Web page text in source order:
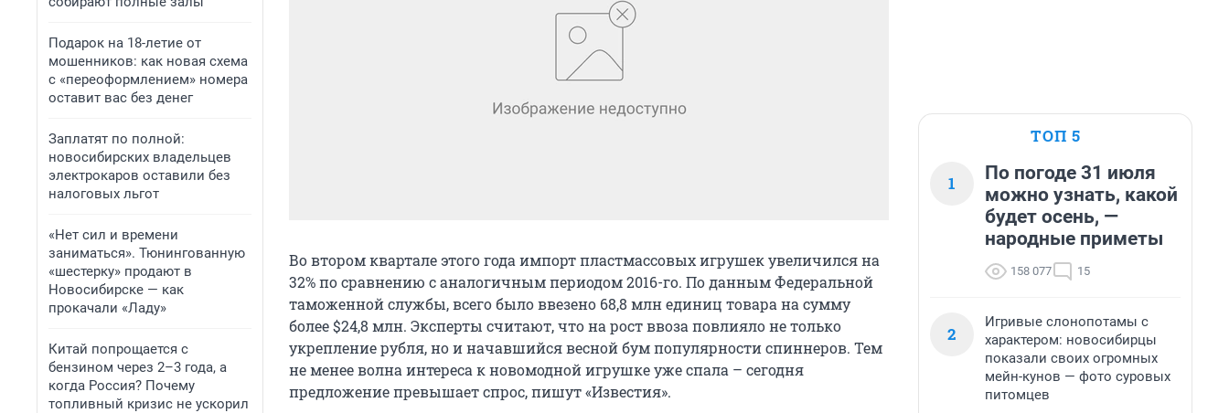
Подарок на 18-летие от
мошенников: как новая схема
с «переоформлением» номера
оставит вас без денег
Заплатят по полной:
новосибирских владельцев
электрокаров оставили без
налоговых льгот
«Нет сил и времени
заниматься». Тюнингованную
«шестерку» продают в
Новосибирске — как
прокачали «Ладу»
Китай попрощается с
бензином через 2–3 года, а
когда Россия? Почему
топливный кризис не ускорил
Во втором квартале этого года импорт пластмассовых игрушек увеличился на
32% по сравнению с аналогичным периодом 2016-го. По данным Федеральной
таможенной службы, всего было ввезено 68,8 млн единиц товара на сумму
более $24,8 млн. Эксперты считают, что на рост ввоза повлияло не только
укрепление рубля, но и начавшийся весной бум популярности спиннеров. Тем
не менее волна интереса к новомодной игрушке уже спала – сегодня
предложение превышает спрос, пишут «Известия».
ТОП 5
1
По погоде 31 июля
можно узнать, какой
будет осень, —
народные приметы
158 077 15
2
Игривые слонопотамы с
характером: новосибирцы
показали своих огромных
мейн-кунов — фото суровых
питомцев